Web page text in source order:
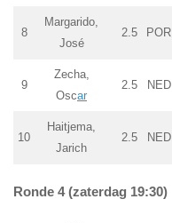
8
Margarido,
José
2.5 POR
9
Zecha,
Oscar
2.5 NED
10
Haitjema,
Jarich
2.5 NED
Ronde 4 (zaterdag 19:30)